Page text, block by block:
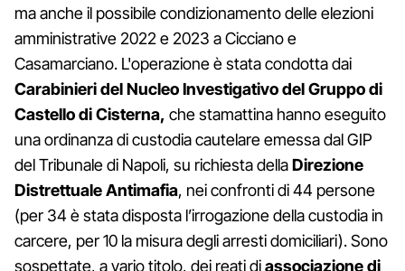
ma anche il possibile condizionamento delle elezioni
amministrative 2022 e 2023 a Cicciano e
Casamarciano. L'operazione è stata condotta dai
Carabinieri del Nucleo Investigativo del Gruppo di
Castello di Cisterna, che stamattina hanno eseguito
una ordinanza di custodia cautelare emessa dal GIP
del Tribunale di Napoli, su richiesta dellaDirezione
Distrettuale Antimafia, nei confronti di 44 persone
(per 34 è stata disposta l’irrogazione della custodia in
carcere, per 10 la misura degli arresti domiciliari). Sono
sospettate, a vario titolo, dei reati diassociazione di